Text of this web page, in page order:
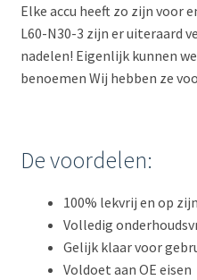
Elke accu heeft zo zijn voor
L60-N30-3 zijn er uiteraard
nadelen! Eigenlijk kunnen
benoemen Wij hebben ze
De voordelen:
100% lekvrij en op
Volledig
Gelijk klaar voor
Voldoet aan OE eisen